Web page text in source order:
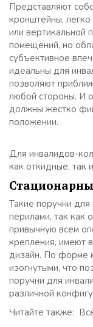
Представляют
кронштейны,
или вертикальной
помещений, но
субъективное
идеальны для
позволяют
любой стороны. И
должны жестко
положении.
Для инвалидов-
как откидные, так
Такие поручни
перилами, так как
привычную всем
крепления, имеют
дизайн. По форме
изогнутыми, что
поручни для
различной
Читайте также: